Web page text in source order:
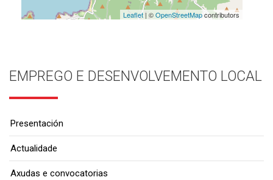
Leaflet| ©OpenStreetMapcontributors
EMPREGO E DESENVOLVEMENTO LOCAL
Presentación
Actualidade
Axudas e convocatorias